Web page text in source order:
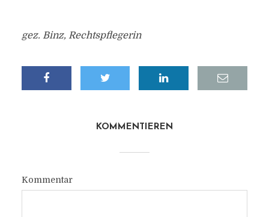
gez. Binz, Rechtspflegerin
KOMMENTIEREN
Kommentar